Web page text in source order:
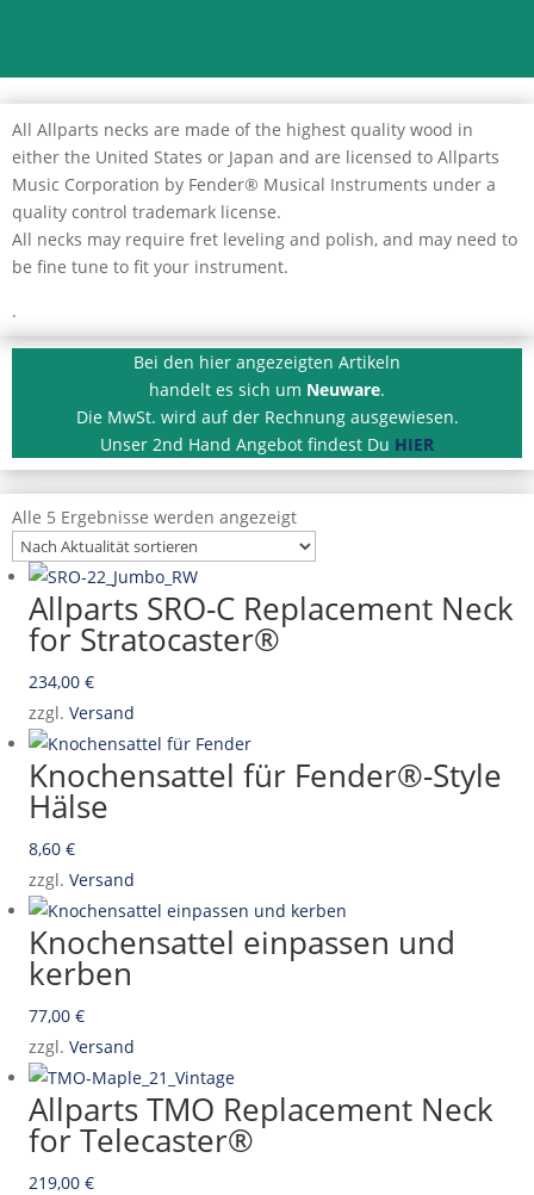
All Allparts necks are made of the highest quality wood in
either the United States or Japan and are licensed to Allparts
Music Corporation by Fender® Musical Instruments under a
quality control trademark license.
All necks may require fret leveling and polish, and may need to
be fine tune to fit your instrument.
.
Bei den hier angezeigten Artikeln
handelt es sich um Neuware.
Die MwSt. wird auf der Rechnung ausgewiesen.
Unser 2nd Hand Angebot findest Du HIER
Alle 5 Ergebnisse werden angezeigtNach
Aktualität
Allparts SRO-C Replacement Neck
for Stratocaster®
234,00 €
zzgl. Versand
Knochensattel für Fender®-Style
Hälse
8,60 €
zzgl. Versand
Knochensattel einpassen und
kerben
77,00 €
zzgl. Versand
Allparts TMO Replacement Neck
for Telecaster®
219,00 €